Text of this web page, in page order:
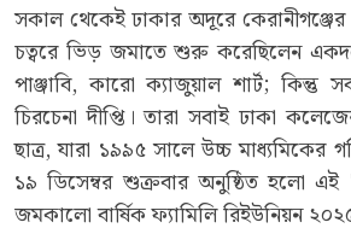
সকাল থেকেই ঢাকার অদূরে
চত্বরে ভিড় জমাতে শুরু করেছিলেন
পাঞ্জাবি, কারো ক্যাজুয়াল শার্ট; কিন্তু
চিরচেনা দীপ্তি। তারা সবাই ঢাকা
ছাত্র, যারা ১৯৯৫ সালে উচ্চ মাধ্যমিকের
১৯ ডিসেম্বর শুক্রবার অনুষ্ঠিত হলো এই
জমকালো বার্ষিক ফ্যামিলি রিইউনিয়ন